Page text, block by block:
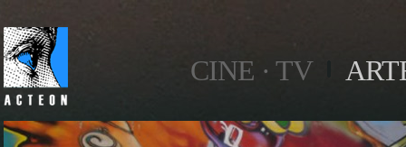
CINE · TV